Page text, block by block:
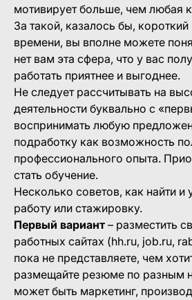
мотивирует больше, чем любая
За такой, казалось бы,
времени, вы вполне можете
нет вам эта сфера, что у вас
работать приятнее и выгоднее.
Не следует рассчитывать на
деятельности буквально с
воспринимать любую
подработку как возможность
профессионального опыта.
стать обучение.
Несколько советов, как найти и
работу или стажировку.
Первый вариант – разместить
работных сайтах (hh.ru, job.ru,
пока не представляете, чем
размещайте резюме по разным
может быть маркетинг,